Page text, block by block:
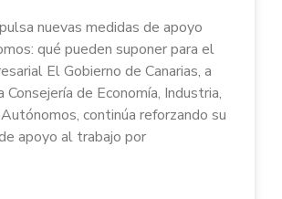
nuevas medidas de apoyo
qué pueden suponer para el
El Gobierno de Canarias, a
de Economía, Industria,
continúa reforzando su
apoyo al trabajo por